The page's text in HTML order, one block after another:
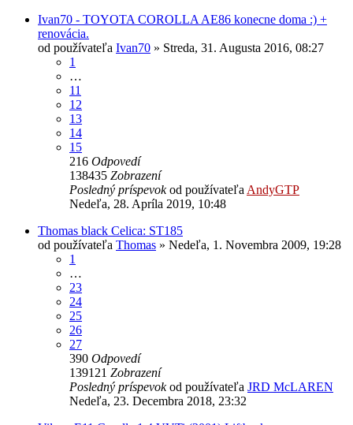
Ivan70 - TOYOTA COROLLA AE86 konecne doma :) +
renovácia.
od používateľa Ivan70 » Streda, 31. Augusta 2016, 08:27
1
…
11
12
13
14
15
216 Odpovedí
138435 Zobrazení
Posledný príspevokod používateľa AndyGTP
Nedeľa, 28. Apríla 2019, 10:48
Thomas black Celica: ST185
od používateľa Thomas » Nedeľa, 1. Novembra 2009, 19:28
1
…
23
24
25
26
27
390 Odpovedí
139121 Zobrazení
Posledný príspevokod používateľa JRD McLAREN
Nedeľa, 23. Decembra 2018, 23:32